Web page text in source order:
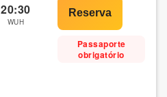
20:30
WUH
Passaporte
obrigatório